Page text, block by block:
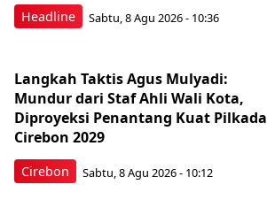
Headline Sabtu, 8 Agu 2026 - 10:36
Cirebon
Langkah Taktis Agus Mulyadi:
Mundur dari Staf Ahli Wali Kota,
Diproyeksi Penantang Kuat Pilkada
Cirebon 2029
Sabtu, 8 Agu 2026 - 10:12